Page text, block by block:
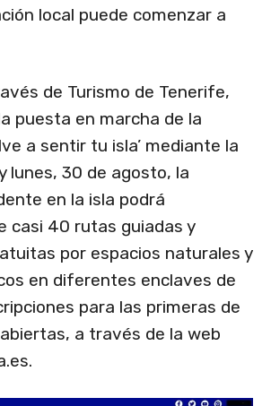
local puede comenzar a
de Turismo de Tenerife,
puesta en marcha de la
a sentir tu isla’ mediante la
lunes, 30 de agosto, la
en la isla podrá
casi 40 rutas guiadas y
por espacios naturales y
en diferentes enclaves de
para las primeras de
a través de la web